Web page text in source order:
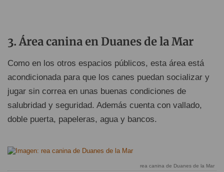
Área canina en Duanes de la Mar
Como en los otros espacios públicos, esta área está
acondicionada para que los canes puedan socializar y
jugar sin correa en unas buenas condiciones de
salubridad y seguridad. Además cuenta con vallado,
doble puerta, papeleras, agua y bancos.
rea canina de Duanes de la Mar